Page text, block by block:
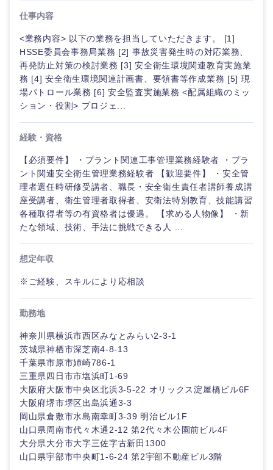
技術職
くり）
金融専門
職
メディカ
ル
不動産専
門職
建
設・
施
工
事務職
その他
建設・施工管理
事務職
その他
広告・宣伝・印刷
マスメディア
エンターテイメント
人材・アウトソーシング
サービス
その他
関東地方
茨城県 栃木県
群馬県
神奈川県
仕事内容
<業務内容> 以下の業務を担当していただきます。 [1]
HSSE委員会事務局業務 [2] 事故災害発生時の対応業務、
再発防止対策の検討業務 [3] 安全衛生環境関連教育実施業
務 [4] 安全衛生環境関連計画書、要領書等作成業務 [5] 現
場パトロール業務 [6] 安全監査実施業務 <配属組織のミッ
ション・役割> プロジェ...
経験・資格
【必須要件】 ・プラント関連工事管理業務経験者 ・プラ
ント関連安全衛生管理業務経験者 【歓迎要件】 ・安全管
理者選任時研修受講者、職長・安全衛生責任者講師養成講
座受講者、衛生管理者取得者、安衛法特別教育、技能講習
各種取得者等の有資格者は優遇。 【求める人物像】 ・新
たな領域、技術、手法に挑戦できる人 ...
想定年収
※ご経験、スキルにより応相談
勤務地
神奈川県横浜市西区みなとみらい2-3-1
茨城県神栖市深芝南4-8-13
千葉県市原市姉崎786-1
三重県四日市市塩浜町1-69
大阪府大阪市中央区北浜3-5-22 オリックス淀屋橋ビル6F
大阪府堺市堺区出島浜通3-3
岡山県倉敷市水島南幸町3-39 明治ビル1F
山口県周南市代々木通2-12 第2代々木公園前ビル4F
大分県大分市大字三佐字古新田1300
山口県宇部市中央町1-6-24 第2宇部不動産ビル3階